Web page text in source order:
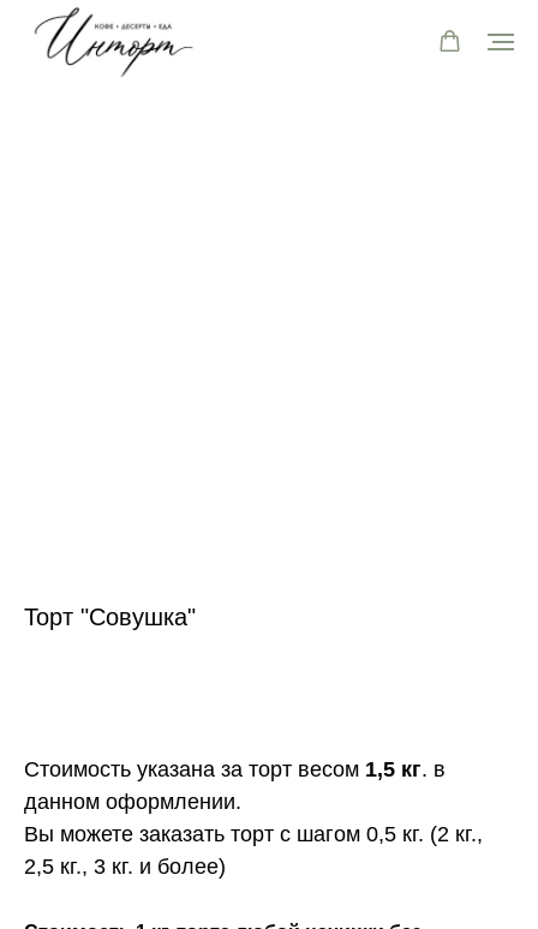
Торт "Совушка"
Стоимость указана за торт весом 1,5 кг. в
данном оформлении.
Вы можете заказать торт с шагом 0,5 кг. (2 кг.,
2,5 кг., 3 кг. и более)